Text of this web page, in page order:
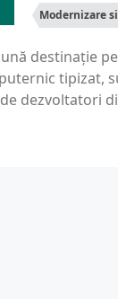
Modernizare
destinație
tipizat,
dezvoltatori